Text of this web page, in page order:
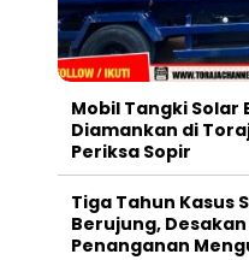
Mobil Tangki Solar
Diamankan di
Periksa Sopir
Tiga Tahun Kasus
Berujung,
Penanganan